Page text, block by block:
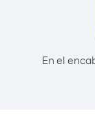
En el